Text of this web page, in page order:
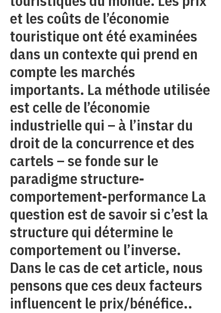
et les coûts de l’économie
touristique ont été examinées
dans un contexte qui prend en
compte les marchés
importants. La méthode utilisée
est celle de l’économie
industrielle qui – à l’instar du
droit de la concurrence et des
cartels – se fonde sur le
paradigme structure-
comportement-performance La
question est de savoir si c’est la
structure qui détermine le
comportement ou l’inverse.
Dans le cas de cet article, nous
pensons que ces deux facteurs
influencent le prix/bénéfice..